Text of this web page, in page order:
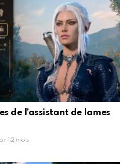
de l’assistant de lames
12 mois